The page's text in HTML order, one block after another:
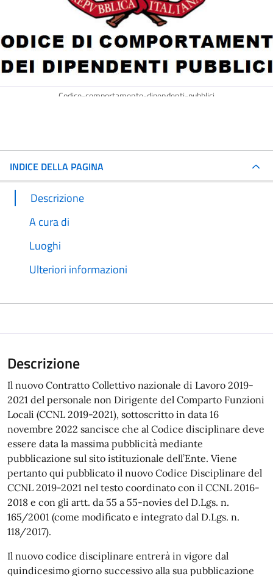
Codice-comportamento-dipendenti-pubblici
INDICE DELLA PAGINA
Descrizione
A cura di
Luoghi
Ulteriori informazioni
Descrizione
Il nuovo Contratto Collettivo nazionale di Lavoro 2019-
2021 del personale non Dirigente del Comparto Funzioni
Locali (CCNL 2019-2021), sottoscritto in data 16
novembre 2022 sancisce che al Codice disciplinare deve
essere data la massima pubblicità mediante
pubblicazione sul sito istituzionale dell’Ente. Viene
pertanto qui pubblicato il nuovo Codice Disciplinare del
CCNL 2019-2021 nel testo coordinato con il CCNL 2016-
2018 e con gli artt. da 55 a 55-novies del D.Lgs. n.
165/2001 (come modificato e integrato dal D.Lgs. n.
118/2017).
Il nuovo codice disciplinare entrerà in vigore dal
quindicesimo giorno successivo alla sua pubblicazione